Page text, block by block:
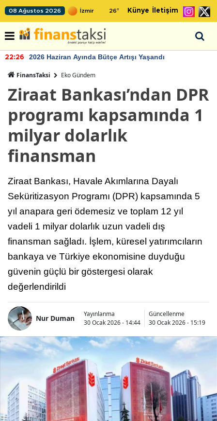
08 Ağustos 2026 26° Künye İletişim
22:26 2026 Haziran Ayında Bütçe Artışı Yaşandı
FinansTaksi Eko Gündem
Ziraat Bankası’ndan DPR
programı kapsamında 1
milyar dolarlık
finansman
Ziraat Bankası, Havale Akımlarına Dayalı
Seküritizasyon Programı (DPR) kapsamında 5
yıl anapara geri ödemesiz ve toplam 12 yıl
vadeli 1 milyar dolarlık uzun vadeli dış
finansman sağladı. İşlem, küresel yatırımcıların
bankaya ve Türkiye ekonomisine duyduğu
güvenin güçlü bir göstergesi olarak
değerlendirildi
Nur Duman
Yayınlanma
30 Ocak 2026 - 14:44
Güncellenme
30 Ocak 2026 - 15:19